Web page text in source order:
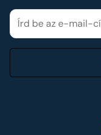
Elállási nyilatkozat